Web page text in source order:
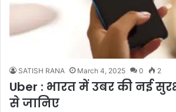
SATISH RANA March 4, 2025 0 2
Uber : भारत में उबर की नई
से जानिए